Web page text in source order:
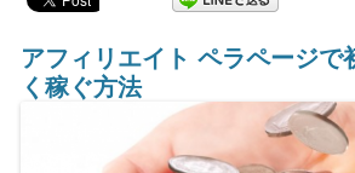
アフィリエイト ペラページで
く稼ぐ方法